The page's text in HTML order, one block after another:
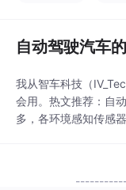
片到整车智能体的战略
升级。"星空"芯片采
nm工艺，算力达650T
OPS，可降低综合成本
并缩短研发周期；
aClaw"系统支持自然
自动驾驶汽车
我从智车科技（
会用。热文推荐：自
多，各环境感知传感